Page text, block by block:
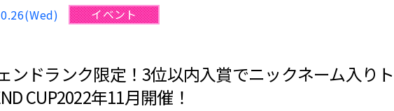
イベント
ンドランク限定！3位以内入賞でニックネーム入り
CUP2022年11月開催！